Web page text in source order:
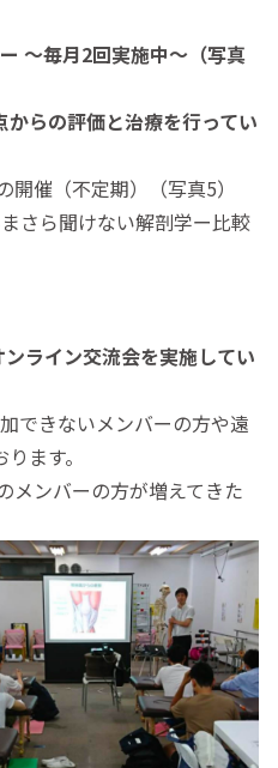
〜毎月2回実施中〜（写真
らの評価と治療を行ってい
催（不定期）（写真5）
さら聞けない解剖学ー比較
ライン交流会を実施してい
できないメンバーの方や遠
ます。
メンバーの方が増えてきた